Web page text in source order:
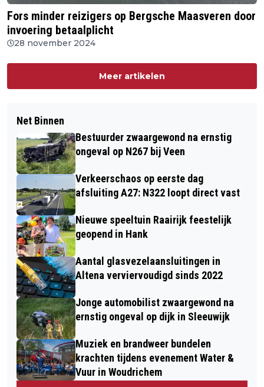
Fors minder reizigers op Bergsche Maasveren door
invoering betaalplicht
28 november 2024
Meer artikelen
Net Binnen
Bestuurder zwaargewond na ernstig
ongeval op N267 bij Veen
Verkeerschaos op eerste dag
afsluiting A27: N322 loopt direct vast
Nieuwe speeltuin Raairijk feestelijk
geopend in Hank
Aantal glasvezelaansluitingen in
Altena verviervoudigd sinds 2022
Jonge automobilist zwaargewond na
ernstig ongeval op dijk in Sleeuwijk
Muziek en brandweer bundelen
krachten tijdens evenement Water &
Vuur in Woudrichem